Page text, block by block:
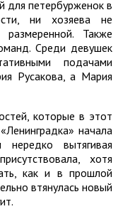
для петербурженок в
ни хозяева не
Также
Среди девушек
подачами
Русакова, а Мария
которые в этот
начала
вытягивая
хотя
как и в прошлой
втянулась новый